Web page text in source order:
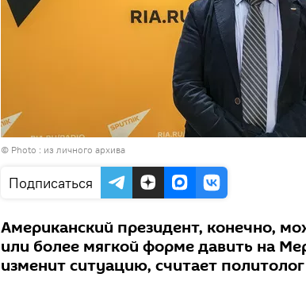
© Photo : из личного архива
Подписаться
Американский президент, конечно,
или более мягкой форме давить на
изменит ситуацию, считает